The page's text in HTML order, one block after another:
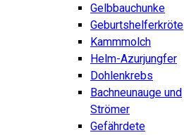
Gelbbauchunke
Geburtshelferkröte
Kammmolch
Helm-Azurjungfer
Dohlenkrebs
Bachneunauge und
Strömer
Gefährdete